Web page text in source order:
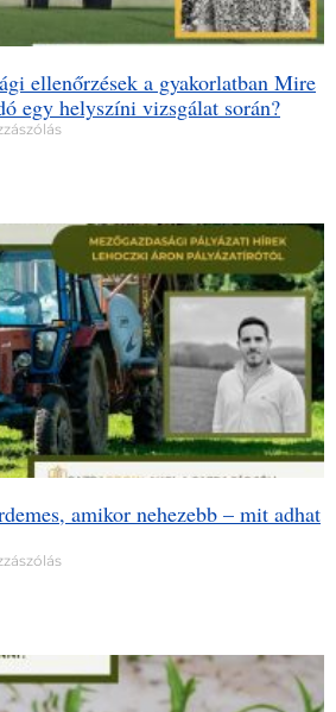
ellenőrzések a gyakorlatban Mire
egy helyszíni vizsgálat során?
amikor nehezebb – mit adhat